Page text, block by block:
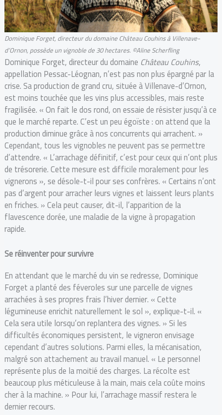
Dominique Forget, directeur du domaine Château Couhins à Villenave-
d’Ornon, possède un vignoble de 30 hectares. ©Aline Scherfling
Dominique Forget, directeur du domaine Château Couhins,
appellation Pessac-Léognan, n’est pas non plus épargné par la
crise. Sa production de grand cru, située à Villenave-d’Ornon,
est moins touchée que les vins plus accessibles, mais reste
fragilisée. « On fait le dos rond, on essaie de résister jusqu’à ce
que le marché reparte. C’est un peu égoïste : on attend que la
production diminue grâce à nos concurrents qui arrachent. »
Cependant, tous les vignobles ne peuvent pas se permettre
d’attendre. « L’arrachage définitif, c’est pour ceux qui n’ont plus
de trésorerie. Cette mesure est difficile moralement pour les
vignerons », se désole-t-il pour ses confrères. « Certains n’ont
pas d’argent pour arracher leurs vignes et laissent leurs plants
en friches. » Cela peut causer, dit-il, l’apparition de la
flavescence dorée, une maladie de la vigne à propagation
rapide.
Se réinventer pour survivre
En attendant que le marché du vin se redresse, Dominique
Forget a planté des féveroles sur une parcelle de vignes
arrachées à ses propres frais l’hiver dernier. « Cette
légumineuse enrichit naturellement le sol », explique-t-il. «
Cela sera utile lorsqu’on replantera des vignes. » Si les
difficultés économiques persistent, le vigneron envisage
cependant d’autres solutions. Parmi elles, la mécanisation,
malgré son attachement au travail manuel. « Le personnel
représente plus de la moitié des charges. La récolte est
beaucoup plus méticuleuse à la main, mais cela coûte moins
cher à la machine. » Pour lui, l’arrachage massif restera le
dernier recours.